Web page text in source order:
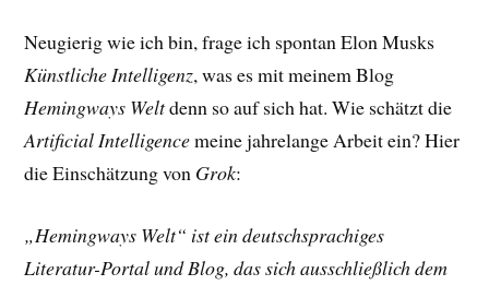
Neugierig wie ich bin, frage ich spontan Elon Musks
Künstliche Intelligenz, was es mit meinem Blog
Hemingways Weltdenn so auf sich hat. Wie schätzt die
Artificial Intelligencemeine jahrelange Arbeit ein? Hier
die Einschätzung von Grok:
„Hemingways Welt“ ist ein deutschsprachiges
Literatur-Portal und Blog, das sich ausschließlich dem